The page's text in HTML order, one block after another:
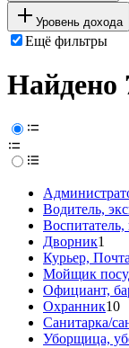
Уровень дохода
Ещё фильтры
Найдено
Водитель,
Воспитатель,
Дворник1
Курьер,
Мойщик
Официант,
Охранник10
Санитарка/
Уборщица,